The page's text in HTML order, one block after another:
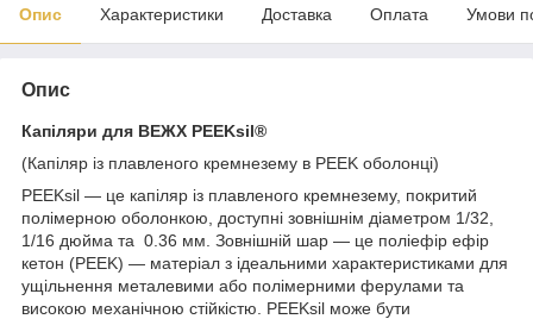
Опис Характеристики Доставка Оплата Умови
Опис
Капіляри для ВЕЖХ PEEKsil®
(Капіляр із плавленого кремнезему в PEEK оболонці)
PEEKsil — це капіляр із плавленого кремнезему, покритий
полімерною оболонкою, доступні зовнішнім діаметром 1/32,
1/16 дюйма та 0.36 мм. Зовнішній шар — це поліефір ефір
кетон (PEEK) — матеріал з ідеальними характеристиками для
ущільнення металевими або полімерними ферулами та
високою механічною стійкістю. PEEKsil може бути